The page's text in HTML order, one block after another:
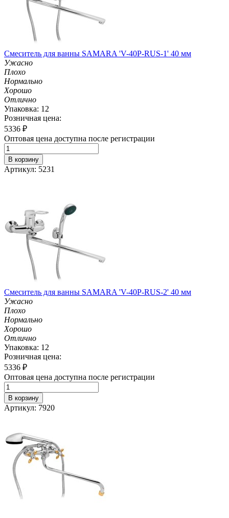
Смеситель для ванны SAMARA 'V-40P-RUS-1' 40 мм
Ужасно
Плохо
Нормально
Хорошо
Отлично
Упаковка: 12
Розничная цена:
5336 ₽
Оптовая цена доступна после регистрации
В корзину
Артикул: 5231
Смеситель для ванны SAMARA 'V-40P-RUS-2' 40 мм
Ужасно
Плохо
Нормально
Хорошо
Отлично
Упаковка: 12
Розничная цена:
5336 ₽
Оптовая цена доступна после регистрации
В корзину
Артикул: 7920